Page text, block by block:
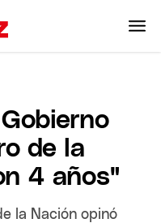
de la
4 años"
la Nación opinó